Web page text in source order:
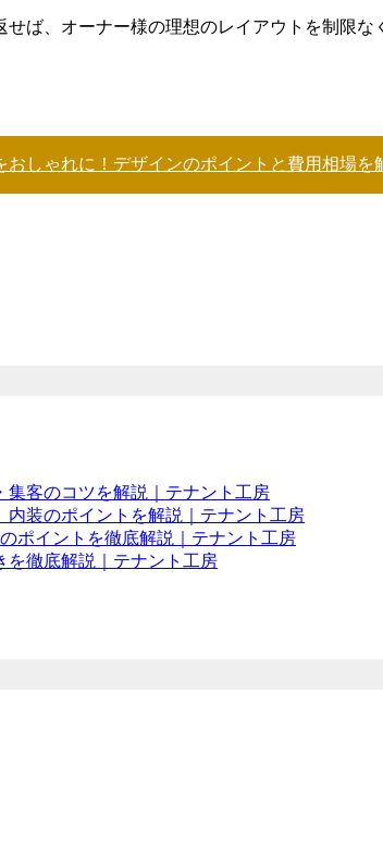
ば、オーナー様の理想のレイアウトを制限
おしゃれに！デザインのポイントと費用相場を
集客のコツを解説｜テナント工房
装のポイントを解説｜テナント工房
ポイントを徹底解説｜テナント工房
を徹底解説｜テナント工房